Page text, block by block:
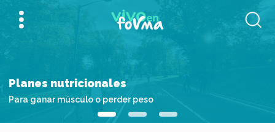
Planes nutricionales
Para ganar músculo o perder peso